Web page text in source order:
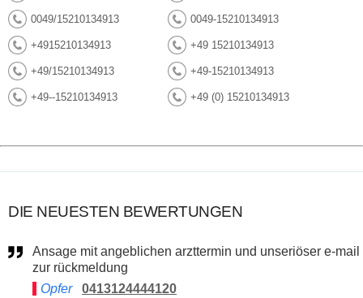
0049/15210134913 0049-15210134913
+4915210134913 +49 15210134913
+49/15210134913 +49-15210134913
+49--15210134913 +49 (0) 15210134913
DIE NEUESTEN BEWERTUNGEN
Ansage mit angeblichen arzttermin und unseriöser e-mail
zur rückmeldung
Opfer
0413124444120